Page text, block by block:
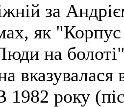
за
як
на
1982 року